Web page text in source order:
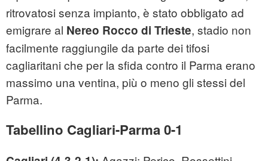
ritrovatosi senza impianto, è stato obbligato ad
emigrare al Nereo Rocco di Trieste, stadio non
facilmente raggiungile da parte dei tifosi
cagliaritani che per la sfida contro il Parma erano
massimo una ventina, più o meno gli stessi del
Parma.
Tabellino Cagliari-Parma 0-1